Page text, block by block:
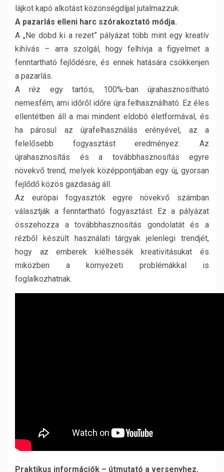
lájkot kapó alkotást közönségdíjjal jutalmazzuk.
A pazarlás elleni harc szórakoztató módja.
A „Ne dobd ki a rezet” pályázat több mint egy kreatív
kihívás – arra szolgál, hogy felhívja a figyelmet a
fenntartható fejlődésre, és ennek hatására csökkenjen
a pazarlás.
A réz egy tartós, 100%-ban újrahasznosítható
nemesfém, ami időről időre újra felhasználható. Ez éles
ellentétben áll a mai mindent eldobó életformával, és
ha párosul az újrafelhasználás erényével, az a
felelősebb fogyasztást eredményez. Az
újrahasznosítás és a továbbhasznosítás egyre
növekvő trend, melyek középpontjában egy új, gyorsan
fejlődő közös gazdaság áll.
Az európai fogyasztók egyre növekvő számban
választják a fenntartható fogyasztást. Ez a pályázat
összehozza a továbbhasznosítás gondolatát és a
rézből készült használati tárgyak jelenlegi trendjét,
hogy az emberek kiélhessék kreativitásukat és
miközben a környezeti problémákkal is
foglalkozhatnak.
Praktikus információk – útmutató a versenyhez.